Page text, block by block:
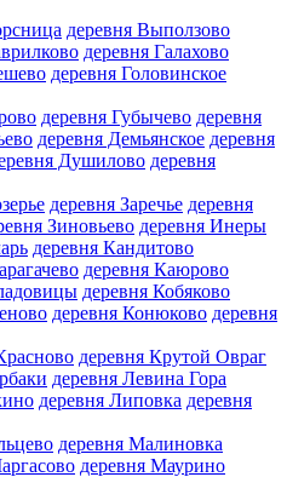
деревня Выползово
деревня Галахово
деревня Головинское
деревня Губычево деревня
деревня Демьянское деревня
Душилово деревня
деревня Заречье деревня
Зиновьево деревня Инеры
деревня Кандитово
деревня Каюрово
деревня Кобяково
деревня Конюково деревня
деревня Крутой Овраг
деревня Левина Гора
деревня Липовка деревня
деревня Малиновка
деревня Маурино